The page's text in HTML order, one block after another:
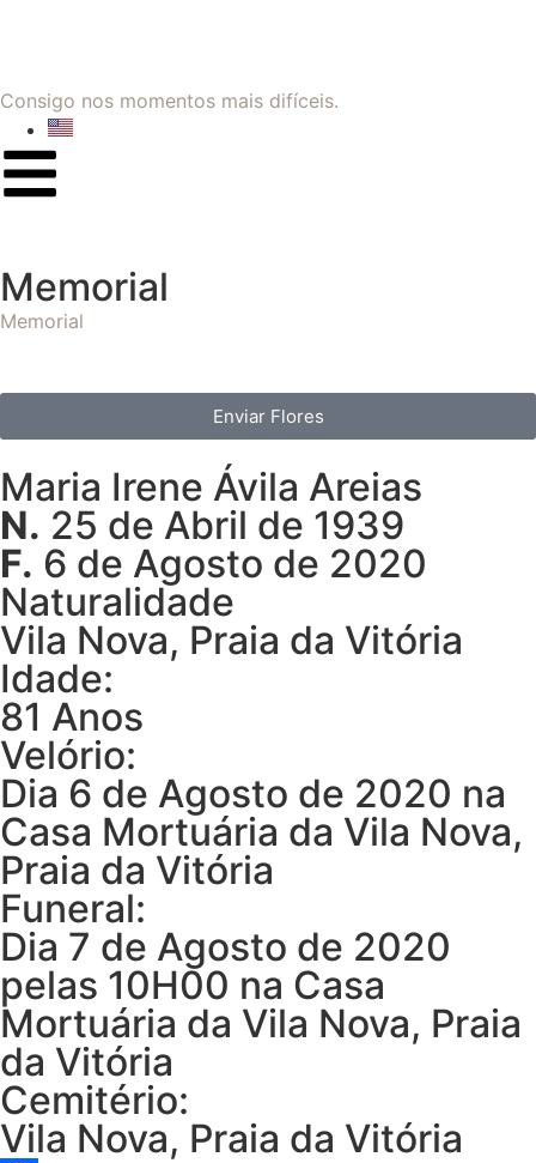
Consigo nos momentos mais difíceis.
Memorial
Memorial
Enviar Flores
Maria Irene Ávila Areias
N. 25 de Abril de 1939
F. 6 de Agosto de 2020
Naturalidade
Vila Nova, Praia da Vitória
Idade:
81 Anos
Velório:
Dia 6 de Agosto de 2020 na
Casa Mortuária da Vila Nova,
Praia da Vitória
Funeral:
Dia 7 de Agosto de 2020
pelas 10H00 na Casa
Mortuária da Vila Nova, Praia
da Vitória
Cemitério:
Vila Nova, Praia da Vitória